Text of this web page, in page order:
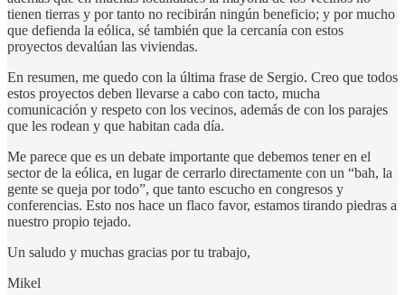
tienen tierras y por tanto no recibirán ningún beneficio; y por mucho
que defienda la eólica, sé también que la cercanía con estos
proyectos devalúan las viviendas.
En resumen, me quedo con la última frase de Sergio. Creo que todos
estos proyectos deben llevarse a cabo con tacto, mucha
comunicación y respeto con los vecinos, además de con los parajes
que les rodean y que habitan cada día.
Me parece que es un debate importante que debemos tener en el
sector de la eólica, en lugar de cerrarlo directamente con un “bah, la
gente se queja por todo”, que tanto escucho en congresos y
conferencias. Esto nos hace un flaco favor, estamos tirando piedras a
nuestro propio tejado.
Un saludo y muchas gracias por tu trabajo,
Mikel